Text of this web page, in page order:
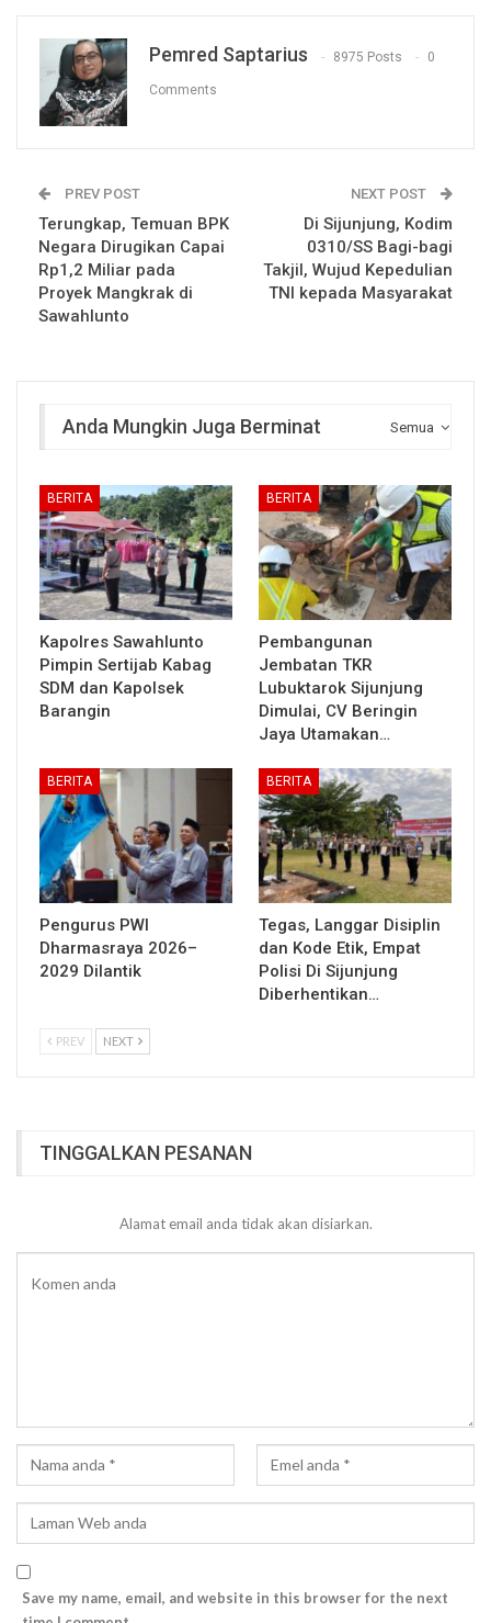
Pemred Saptarius 8975 Posts 0
Comments
PREV POST
Terungkap, Temuan BPK
Negara Dirugikan Capai
Rp1,2 Miliar pada
Proyek Mangkrak di
Sawahlunto
NEXT POST
Di Sijunjung, Kodim
0310/SS Bagi-bagi
Takjil, Wujud Kepedulian
TNI kepada Masyarakat
Semua
Anda Mungkin Juga Berminat
BERITA
Kapolres Sawahlunto
Pimpin Sertijab Kabag
SDM dan Kapolsek
Barangin
BERITA
Pembangunan
Jembatan TKR
Lubuktarok Sijunjung
Dimulai, CV Beringin
Jaya Utamakan…
BERITA
Pengurus PWI
Dharmasraya 2026–
2029 Dilantik
BERITA
Tegas, Langgar Disiplin
dan Kode Etik, Empat
Polisi Di Sijunjung
Diberhentikan…
PREV NEXT
TINGGALKAN PESANAN
Alamat email anda tidak akan disiarkan.
Save my name, email, and website in this browser for the next